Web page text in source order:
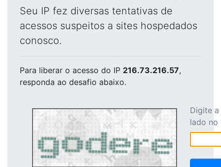
Seu IP fez diversas tentativas de
acessos suspeitos a sites hospedados
conosco.
Para liberar o acesso do IP 216.73.216.57,
responda ao desafio abaixo.
Digite
lado no